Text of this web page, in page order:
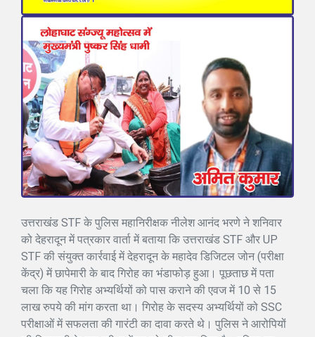
उत्तराखंड STF के पुलिस महानिरीक्षक नीलेश आनंद भरणे ने शनिवार
को देहरादून में पत्रकार वार्ता में बताया कि उत्तराखंड STF और UP
STF की संयुक्त कार्रवाई में देहरादून के महादेव डिजिटल जोन (परीक्षा
केंद्र) में छापेमारी के बाद गिरोह का भंडाफोड़ हुआ। पूछताछ में पता
चला कि यह गिरोह अभ्यर्थियों को पास कराने की एवज में 10 से 15
लाख रुपये की मांग करता था। गिरोह के सदस्य अभ्यर्थियों को SSC
परीक्षाओं में सफलता की गारंटी का दावा करते थे। पुलिस ने आरोपियों